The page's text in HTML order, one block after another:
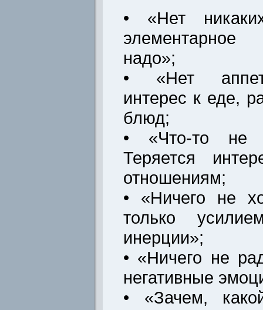
• «Нет
элементарное
надо»;
• «Нет
интерес к еде,
блюд;
• «Что-то не
Теряется
отношениям;
• «Ничего не
только
инерции»;
• «Ничего не
негативные
• «Зачем,